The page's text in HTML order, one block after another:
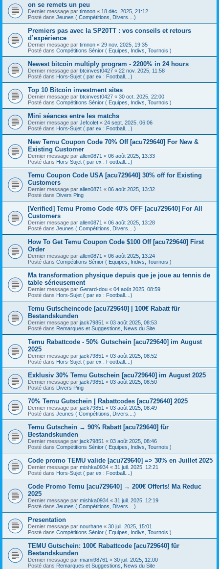
on se remets un peu
Dernier message par timnon « 18 déc. 2025, 21:12
Posté dans Jeunes ( Compétitions, Divers....)
Premiers pas avec la SP20TT : vos conseils et retours
d’expérience
Dernier message par timnon « 29 nov. 2025, 19:35
Posté dans Compétitions Sénior ( Equipes, Indivs, Tournois )
Newest bitcoin multiply program - 2200% in 24 hours
Dernier message par btcinvest0427 « 22 nov. 2025, 11:58
Posté dans Hors-Sujet ( par ex : Football....)
Top 10 Bitcoin investment sites
Dernier message par btcinvest0427 « 30 oct. 2025, 22:00
Posté dans Compétitions Sénior ( Equipes, Indivs, Tournois )
Mini séances entre les matchs
Dernier message par Jefcolet « 24 sept. 2025, 06:06
Posté dans Hors-Sujet ( par ex : Football....)
New Temu Coupon Code 70% Off [acu729640] For New &
Existing Customer
Dernier message par allen0871 « 06 août 2025, 13:33
Posté dans Hors-Sujet ( par ex : Football....)
Temu Coupon Code USA [acu729640] 30% off for Existing
Customers
Dernier message par allen0871 « 06 août 2025, 13:32
Posté dans Divers Ping
[Verified] Temu Promo Code 40% OFF [acu729640] For All
Customers
Dernier message par allen0871 « 06 août 2025, 13:28
Posté dans Jeunes ( Compétitions, Divers....)
How To Get Temu Coupon Code $100 Off [acu729640] First
Order
Dernier message par allen0871 « 06 août 2025, 13:24
Posté dans Compétitions Sénior ( Equipes, Indivs, Tournois )
Ma transformation physique depuis que je joue au tennis de
table sérieusement
Dernier message par Gerard-dou « 04 août 2025, 08:59
Posté dans Hors-Sujet ( par ex : Football....)
Temu Gutscheincode [acu729640] | 100€ Rabatt für
Bestandskunden
Dernier message par jack79851 « 03 août 2025, 08:53
Posté dans Remarques et Suggestions, News du Site
Temu Rabattcode - 50% Gutschein [acu729640] im August
2025
Dernier message par jack79851 « 03 août 2025, 08:52
Posté dans Hors-Sujet ( par ex : Football....)
Exklusiv 30% Temu Gutschein [acu729640] im August 2025
Dernier message par jack79851 « 03 août 2025, 08:50
Posté dans Divers Ping
70% Temu Gutschein | Rabattcodes [acu729640] 2025
Dernier message par jack79851 « 03 août 2025, 08:49
Posté dans Jeunes ( Compétitions, Divers....)
Temu Gutschein → 90% Rabatt [acu729640] für
Bestandskunden
Dernier message par jack79851 « 03 août 2025, 08:46
Posté dans Compétitions Sénior ( Equipes, Indivs, Tournois )
Code promo TEMU valide [acu729640] => 30% en Juillet 2025
Dernier message par mishka0934 « 31 juil. 2025, 12:21
Posté dans Hors-Sujet ( par ex : Football....)
Code Promo Temu [acu729640] → 200€ Offerts! Ma Reduc
2025
Dernier message par mishka0934 « 31 juil. 2025, 12:19
Posté dans Jeunes ( Compétitions, Divers....)
Presentation
Dernier message par nourhane « 30 juil. 2025, 15:01
Posté dans Compétitions Sénior ( Equipes, Indivs, Tournois )
TEMU Gutschein: 100€ Rabattcode [acu729640] für
Bestandskunden
Dernier message par miami98761 « 30 juil. 2025, 12:00
Posté dans Remarques et Suggestions, News du Site